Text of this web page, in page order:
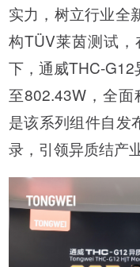
实力，树立行业全
构TÜV莱茵测试
下，通威THC-
至802.43W，全
是该系列组件自发
录，引领异质结产